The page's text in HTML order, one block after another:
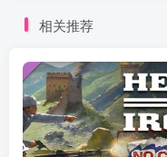
相关推荐